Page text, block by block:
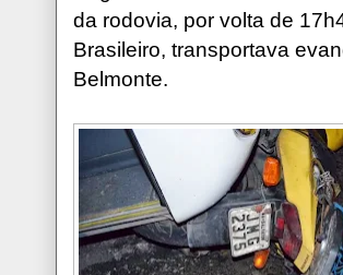
da rodovia, por volta de
Brasileiro, transportava
Belmonte.